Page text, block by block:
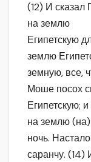
(12) И сказал
на землю
Египетскую
землю
земную, все,
Моше посох
Египетскую;
на землю
ночь.
саранчу. (14)